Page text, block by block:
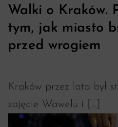
Walki o Kraków.
tym, jak miasto
przed wrogiem
Kraków przez lata był
zajęcie Wawelu i […]